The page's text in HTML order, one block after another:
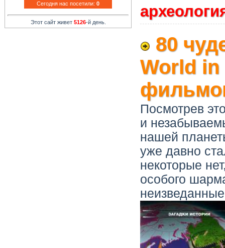
Сегодня нас посетили: 0
Этот сайт живет 5126-й день.
80
World in
Посмотрев
и
нашей
уже давно
некоторые
особого